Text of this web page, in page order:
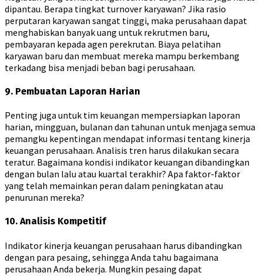
dipantau. Berapa tingkat turnover karyawan? Jika rasio
perputaran karyawan sangat tinggi, maka perusahaan dapat
menghabiskan banyak uang untuk rekrutmen baru,
pembayaran kepada agen perekrutan. Biaya pelatihan
karyawan baru dan membuat mereka mampu berkembang
terkadang bisa menjadi beban bagi perusahaan.
9. Pembuatan Laporan Harian
Penting juga untuk tim keuangan mempersiapkan laporan
harian, mingguan, bulanan dan tahunan untuk menjaga semua
pemangku kepentingan mendapat informasi tentang kinerja
keuangan perusahaan. Analisis tren harus dilakukan secara
teratur. Bagaimana kondisi indikator keuangan dibandingkan
dengan bulan lalu atau kuartal terakhir? Apa faktor-faktor
yang telah memainkan peran dalam peningkatan atau
penurunan mereka?
10. Analisis Kompetitif
Indikator kinerja keuangan perusahaan harus dibandingkan
dengan para pesaing, sehingga Anda tahu bagaimana
perusahaan Anda bekerja. Mungkin pesaing dapat